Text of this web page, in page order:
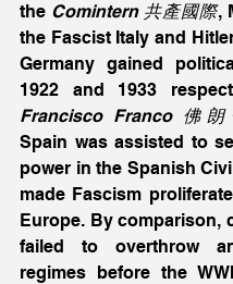
the Comintern 共產國際,
the Fascist Italy and
Germany gained
Francisco Franco 佛
Spain was assisted to
power in the Spanish
made Fascism
Europe. By comparison,
failed to overthrow
regimes before the